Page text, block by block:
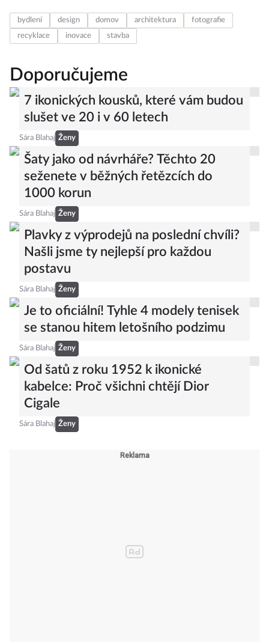
bydlení design domov architektura
fotografie
recyklace
inovace stavba
Doporučujeme
7 ikonických kousků, které vám budou
slušet ve 20 i v 60 letech
Sára Blahaj Ženy
Šaty jako od návrháře? Těchto 20
seženete v běžných řetězcích do
1000 korun
Sára Blahaj Ženy
Plavky z výprodejů na poslední chvíli?
Našli jsme ty nejlepší pro každou
postavu
Sára Blahaj Ženy
Je to oficiální! Tyhle 4 modely tenisek
se stanou hitem letošního podzimu
Sára Blahaj Ženy
Od šatů z roku 1952 k ikonické
kabelce: Proč všichni chtějí Dior
Cigale
Sára Blahaj Ženy